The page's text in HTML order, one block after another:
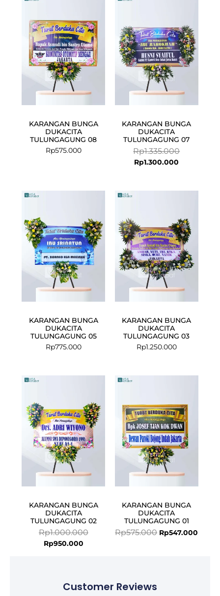
KARANGAN BUNGA
DUKACITA
TULUNGAGUNG 08
Rp575.000
KARANGAN BUNGA
DUKACITA
TULUNGAGUNG 07
Rp1.335.000
Rp1.300.000
KARANGAN BUNGA
DUKACITA
TULUNGAGUNG 05
Rp775.000
KARANGAN BUNGA
DUKACITA
TULUNGAGUNG 03
Rp1.250.000
KARANGAN BUNGA
DUKACITA
TULUNGAGUNG 02
Rp1.000.000
was:
Rp1.000.000.
Rp950.000
Rp950.000.
KARANGAN BUNGA
DUKACITA
TULUNGAGUNG 01
Rp575.000
Rp575.000.
Rp547.000
Customer Reviews